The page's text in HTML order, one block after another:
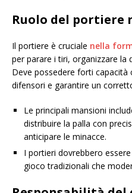
Ruolo del portiere
Il portiere è cruciale nella
per parare i tiri, organizzare la
Deve possedere forti capacità
difensori e garantire un
Le principali mansioni
distribuire la palla con
anticipare le minacce.
I portieri dovrebbero
gioco tradizionali che